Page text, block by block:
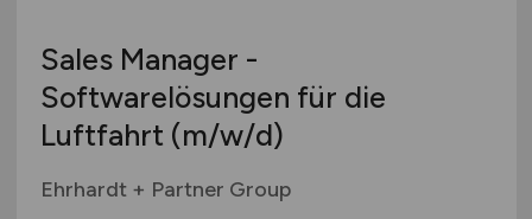
Sales Manager -
Softwarelösungen für die
Luftfahrt (m/w/d)
Ehrhardt + Partner Group